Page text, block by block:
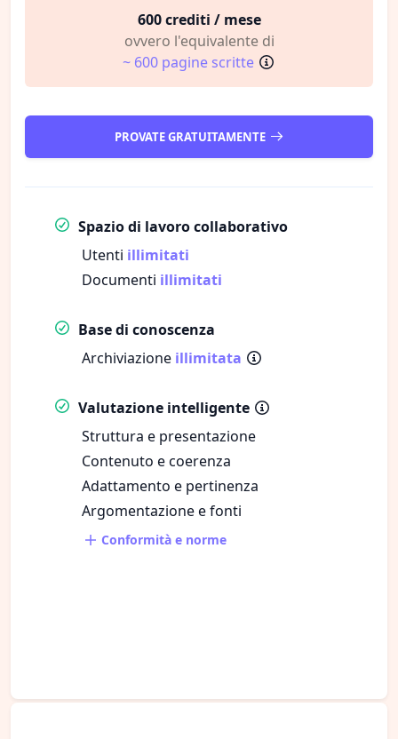
600 crediti / mese
ovvero l'equivalente di
~ 600 pagine scritte
PROVATE GRATUITAMENTE
Spazio di lavoro collaborativo
Utenti illimitati
Documenti illimitati
Base di conoscenza
Archiviazione illimitata
Valutazione intelligente
Struttura e presentazione
Contenuto e coerenza
Adattamento e pertinenza
Argomentazione e fonti
Conformità e norme